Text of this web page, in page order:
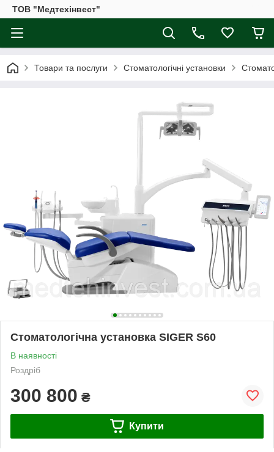
ТОВ "Медтехінвест"
Товари та послуги Стоматологічні установки
Стоматологічна установка SIGER S60
В наявності
Роздріб
300 800 ₴
Купити